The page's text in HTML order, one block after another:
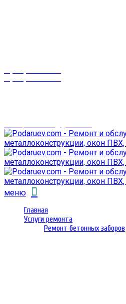
меню
Главная
Услуги ремонта
Ремонт бетонных заборов